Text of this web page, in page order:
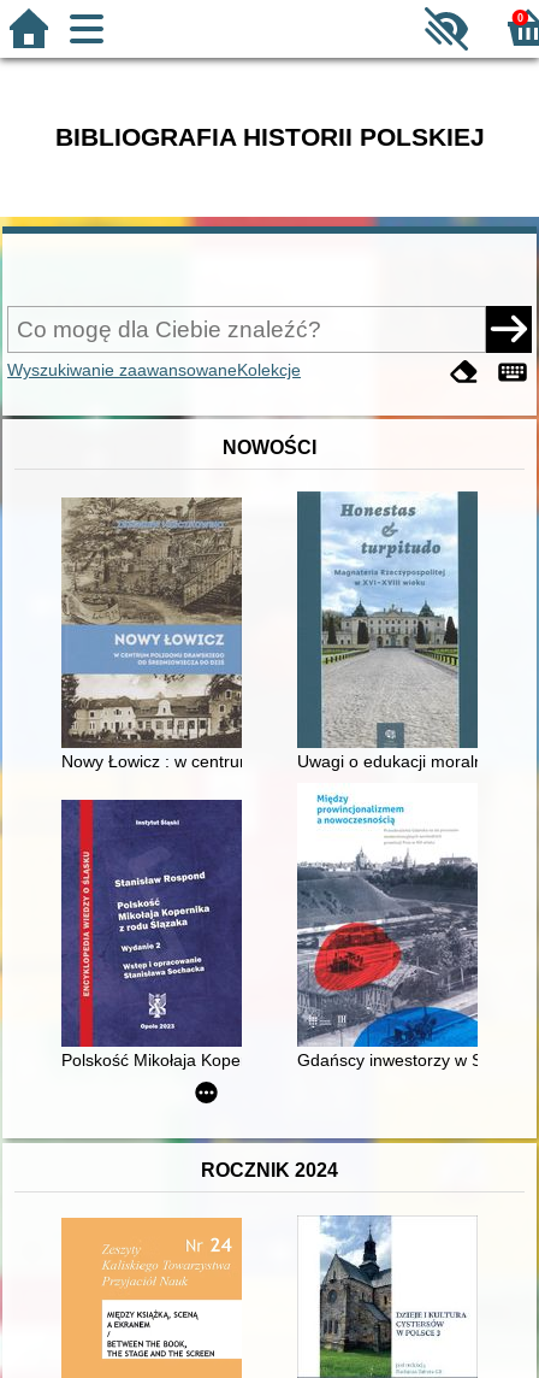
0
BIBLIOGRAFIA HISTORII POLSKIEJ
Wyszukiwanie zaawansowaneKolekcje
NOWOŚCI
Nowy Łowicz : w centrum poligonu drawskiego od
Uwagi o edukacji moralnej
Polskość Mikołaja Kopernika z rodu Ślązaka
Gdańscy inwestorzy w
ROCZNIK 2024